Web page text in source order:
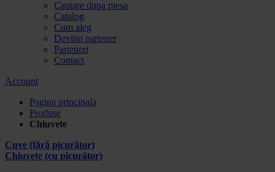
Cautare dupa piesa
Catalog
Cum aleg
Devino partener
Parteneri
Contact
Account
Pagina principala
Produse
Chiuvete
Cuve (fără picurător)
Chiuvete (cu picurător)